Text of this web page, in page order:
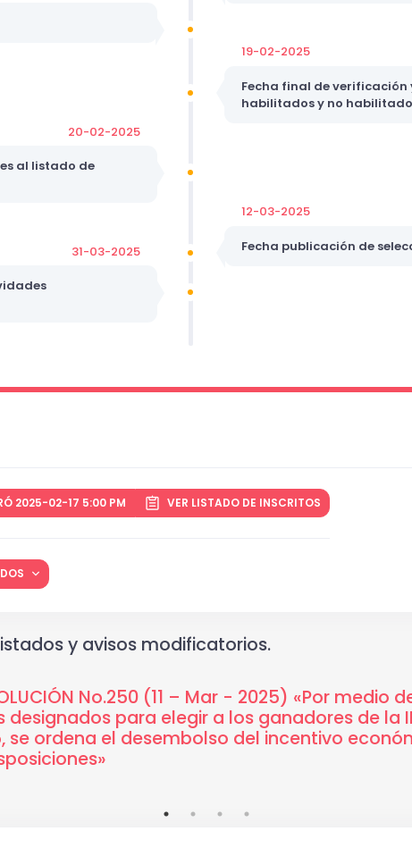
19-02-2025
Fecha final de
habilitados y no
20-02-2025
al listado de
12-03-2025
Fecha publicación de
31-03-2025
2025-02-17 5:00 PM VER LISTADO DE INSCRITOS
y avisos modificatorios.
No.250 (11 – Mar - 2025) «Por medio
para elegir a los ganadores de la
se ordena el desembolso del incentivo